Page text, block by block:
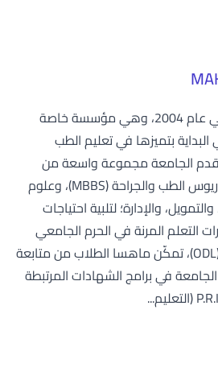
تأسست جامعة ماهسا في عام 2004، وهي مؤسسة خاصة
بتميزها في تعليم الطب
تقدم الجامعة مجموعة واسعة من
البرامج؛ بما في ذلك بكالوريوس الطب والجراحة (MBBS)، وعلوم
والإدارة؛ لتلبية احتياجات
التعلم المرنة في الحرم الجامعي
والتعلم المفتوح عن بُعد (ODL)، تمكّن ماهسا الطلاب من متابعة
في برامج الشهادات المرتبطة